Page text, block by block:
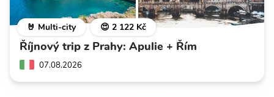
🤘 Multi-city 😍 2 122 Kč
Říjnový trip z Prahy: Apulie + Řím
07.08.2026